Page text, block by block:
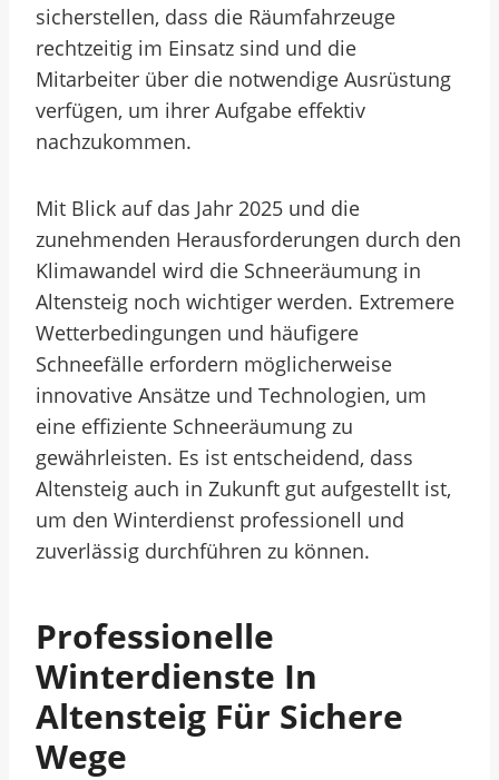
sicherstellen, dass die Räumfahrzeuge
rechtzeitig im Einsatz sind und die
Mitarbeiter über die notwendige Ausrüstung
verfügen, um ihrer Aufgabe effektiv
nachzukommen.
Mit Blick auf das Jahr 2025 und die
zunehmenden Herausforderungen durch den
Klimawandel wird die Schneeräumung in
Altensteig noch wichtiger werden. Extremere
Wetterbedingungen und häufigere
Schneefälle erfordern möglicherweise
innovative Ansätze und Technologien, um
eine effiziente Schneeräumung zu
gewährleisten. Es ist entscheidend, dass
Altensteig auch in Zukunft gut aufgestellt ist,
um den Winterdienst professionell und
zuverlässig durchführen zu können.
Professionelle
Winterdienste In
Altensteig Für Sichere
Wege